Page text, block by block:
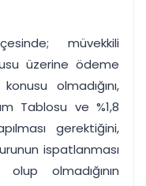
müvekkili
üzerine ödeme
olmadığını,
Tablosu ve %1,8
gerektiğini,
ispatlanması
olmadığının